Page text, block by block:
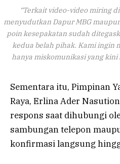
“Terkait video-video miring
menyudutkan Dapur MBG
poin kesepakatan sudah
kedua belah pihak. Kami ingin
hanya miskomunikasi yang
Sementara itu, Pimpinan
Raya, Erlina Ader
respons saat dihubungi
sambungan telepon
konfirmasi langsung